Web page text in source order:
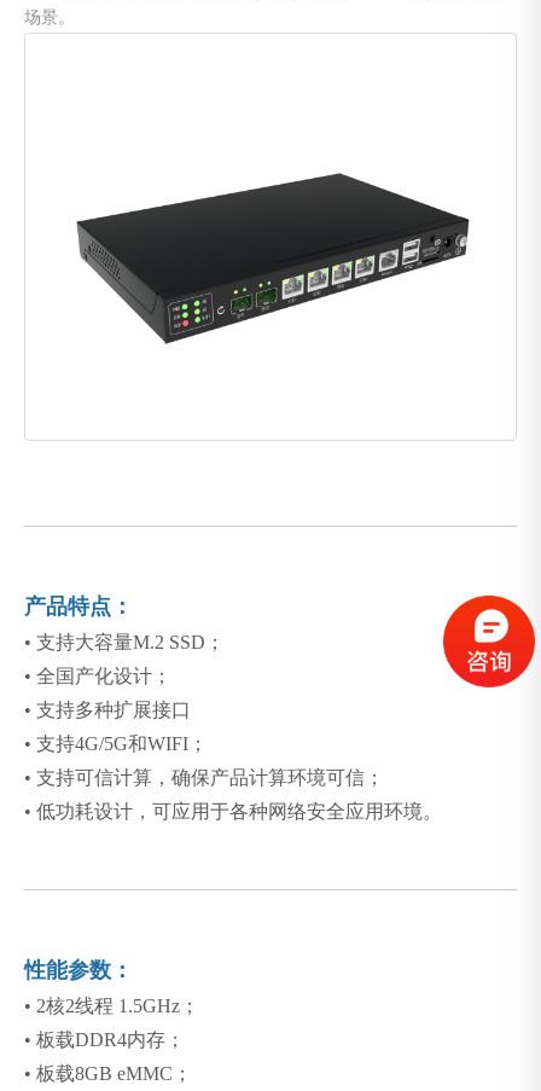
场景。
产品特点：
• 支持大容量M.2 SSD；
• 全国产化设计；
• 支持多种扩展接口
• 支持4G/5G和WIFI；
• 支持可信计算，确保产品计算环境可信；
• 低功耗设计，可应用于各种网络安全应用环境。
性能参数：
• 2核2线程 1.5GHz；
• 板载DDR4内存；
• 板载8GB eMMC；